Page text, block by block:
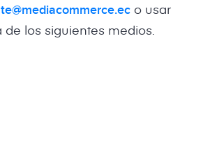
o usar
de los siguientes medios.